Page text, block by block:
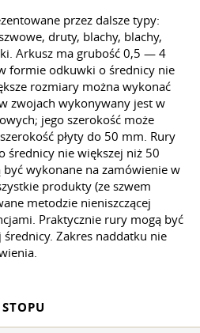
przez dalsze typy:
druty, blachy, blachy,
Arkusz ma grubość 0,5 — 4
formie odkuwki o średnicy nie
rozmiary można wykonać
zwojach wykonywany jest w
jego szerokość może
płyty do 50 mm. Rury
średnicy nie większej niż 50
wykonane na zamówienie w
produkty (ze szwem
metodzie nieniszczącej
Praktycznie rury mogą być
Zakres naddatku nie